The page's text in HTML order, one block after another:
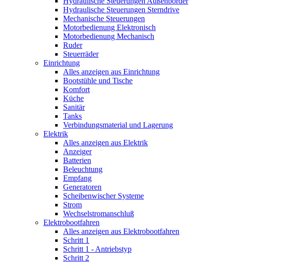
Hydraulische Steuerungen Sterndrive
Mechanische Steuerungen
Motorbedienung Elektronisch
Motorbedienung Mechanisch
Ruder
Steuerräder
Einrichtung
Alles anzeigen aus Einrichtung
Bootstühle und Tische
Komfort
Küche
Sanitär
Tanks
Verbindungsmaterial und Lagerung
Elektrik
Alles anzeigen aus Elektrik
Anzeiger
Batterien
Beleuchtung
Empfang
Generatoren
Scheibenwischer Systeme
Strom
Wechselstromanschluß
Elektrobootfahren
Alles anzeigen aus Elektrobootfahren
Schritt 1
Schritt 1 - Antriebstyp
Schritt 2